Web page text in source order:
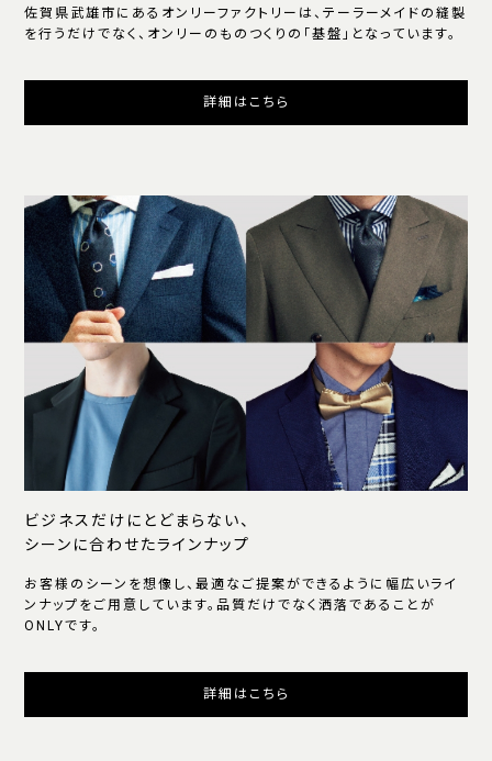
佐賀県武雄市にあるオンリーファクトリーは、テーラーメイドの縫製
を行うだけでなく、オンリーのものつくりの「基盤」となっています。
詳細はこちら
ビジネスだけにとどまらない、
シーンに合わせたラインナップ
お客様のシーンを想像し、最適なご提案ができるように幅広いライ
ンナップをご用意しています。品質だけでなく洒落であることが
ONLYです。
詳細はこちら